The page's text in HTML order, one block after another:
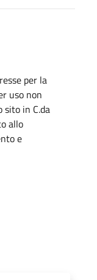
per la
uso non
in C.da
allo
e